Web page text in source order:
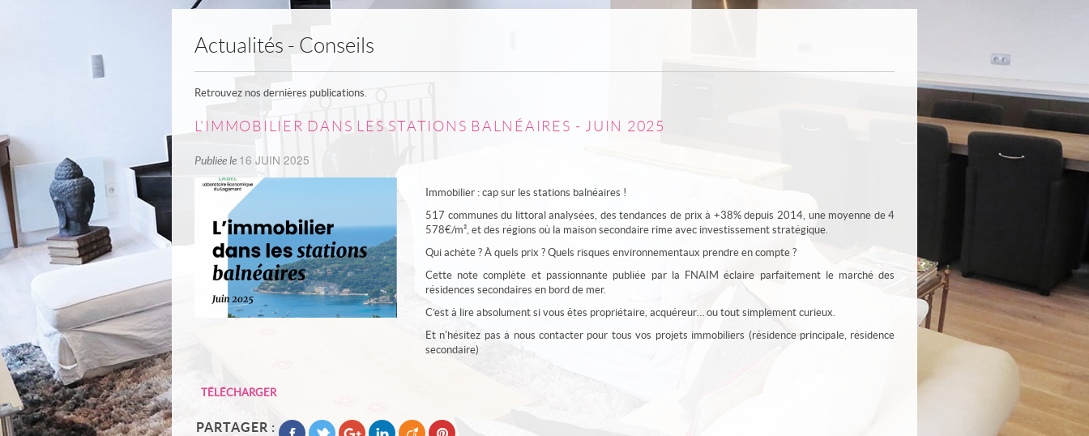
Actualités - Conseils
Retrouvez nos dernières publications.
L'IMMOBILIER DANS LES STATIONS BALNÉAIRES - JUIN 2025
Publiée le 16 JUIN 2025
Immobilier : cap sur les stations balnéaires !
517 communes du littoral analysées, des tendances de prix à +38% depuis 2014, une moyenne de 4
578€/m², et des régions où la maison secondaire rime avec investissement stratégique.
Qui achète ? À quels prix ? Quels risques environnementaux prendre en compte ?
Cette note complète et passionnante publiée par la FNAIM éclaire parfaitement le marché des
résidences secondaires en bord de mer.
C’est à lire absolument si vous êtes propriétaire, acquéreur… ou tout simplement curieux.
Et n'hésitez pas à nous contacter pour tous vos projets immobiliers (résidence principale, résidence
secondaire)
TÉLÉCHARGER
PARTAGER :